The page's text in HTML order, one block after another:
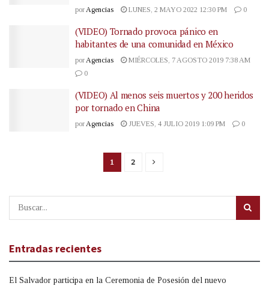
por Agencias LUNES, 2 MAYO 2022 12:30 PM 0
(VIDEO) Tornado provoca pánico en
habitantes de una comunidad en México
por Agencias
MIÉRCOLES, 7 AGOSTO 2019 7:38 AM
0
(VIDEO) Al menos seis muertos y 200 heridos
por tornado en China
por Agencias JUEVES, 4 JULIO 2019 1:09 PM 0
1 2
Entradas recientes
El Salvador participa en la Ceremonia de Posesión del nuevo